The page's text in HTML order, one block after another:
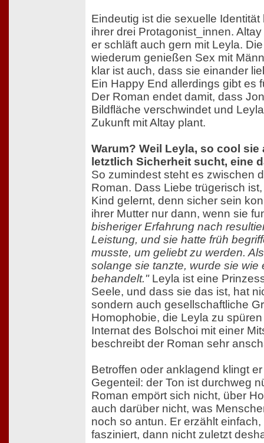
Eindeutig ist die sexuelle
ihrer drei Protagonist_innen.
er schläft auch gern mit Leyla.
wiederum genießen Sex mit
klar ist auch, dass sie einander
Ein Happy End allerdings gibt es
Der Roman endet damit, dass
Bildfläche verschwindet und
Zukunft mit Altay plant.
Warum? Weil Leyla, so cool sie
letztlich Sicherheit sucht, eine
So zumindest steht es zwischen
Roman. Dass Liebe trügerisch
Kind gelernt, denn sicher sein
ihrer Mutter nur dann, wenn sie
bisheriger Erfahrung nach
Leistung, und sie hatte früh
musste, um geliebt zu werden.
solange sie tanzte, wurde sie wie
behandelt."Leyla ist eine
Seele, und dass sie das ist, hat
sondern auch gesellschaftliche
Homophobie, die Leyla zu
Internat des Bolschoi mit einer
beschreibt der Roman sehr
Betroffen oder anklagend klingt
Gegenteil: der Ton ist durchweg
Roman empört sich nicht, über
auch darüber nicht, was
noch so antun. Er erzählt
fasziniert, dann nicht zuletzt